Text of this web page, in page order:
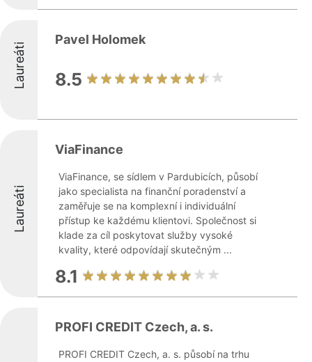
Laureáti
Pavel Holomek
8.5
Laureáti
ViaFinance
ViaFinance, se sídlem v Pardubicích, působí
jako specialista na finanční poradenství a
zaměřuje se na komplexní i individuální
přístup ke každému klientovi. Společnost si
klade za cíl poskytovat služby vysoké
kvality, které odpovídají skutečným ...
8.1
PROFI CREDIT Czech, a. s.
PROFI CREDIT Czech, a. s. působí na trhu